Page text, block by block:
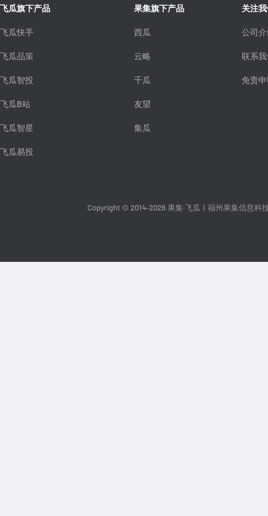
飞瓜旗下产品
飞瓜快手
飞瓜品策
飞瓜智投
飞瓜B站
飞瓜智星
飞瓜易投
果集旗下产品
西瓜
云略
千瓜
友望
集瓜
关注
公司
联系
免责
Copyright © 2014-2026 果集·飞瓜 福州果集信息科